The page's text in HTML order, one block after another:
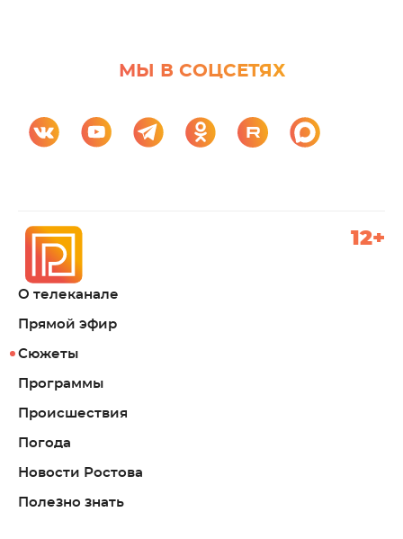
МЫ В СОЦСЕТЯХ
О телеканале
Прямой эфир
Сюжеты
Программы
Происшествия
Погода
Новости Ростова
Полезно знать
12+